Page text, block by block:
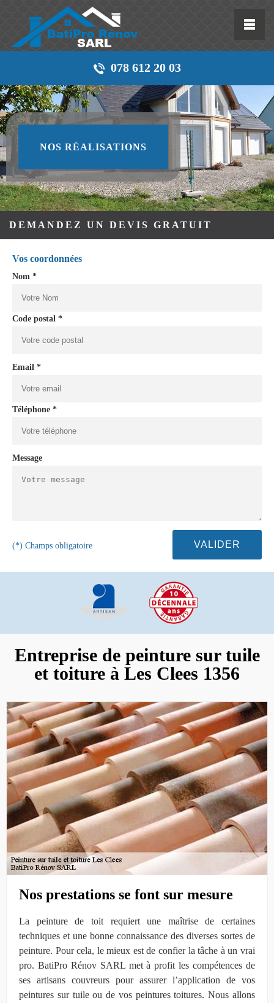
078 612 20 03
NOS RÉALISATIONS
DEMANDEZ UN DEVIS GRATUIT
Vos coordonnées
Nom *
Code postal *
Email *
Téléphone *
Message
(*) Champs obligatoire
Entreprise de peinture sur tuile
et toiture à Les Clees 1356
Nos prestations se font sur mesure
La peinture de toit requiert une maîtrise de certaines
techniques et une bonne connaissance des diverses sortes de
peinture. Pour cela, le mieux est de confier la tâche à un vrai
pro. BatiPro Rénov SARL met à profit les compétences de
ses artisans couvreurs pour assurer l’application de vos
peintures sur tuile ou de vos peintures toitures. Nous allons